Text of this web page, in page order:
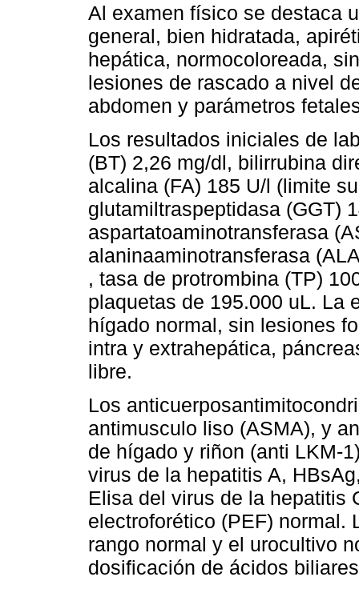
Al examen físico se destaca
general, bien hidratada,
hepática, normocoloreada,
lesiones de rascado a nivel
abdomen y parámetros
Los resultados iniciales de
(BT) 2,26 mg/dl, bilirrubina
alcalina (FA) 185 U/l (limite
glutamiltraspeptidasa (GGT)
aspartatoaminotransferasa
alaninaaminotransferasa
, tasa de protrombina (TP)
plaquetas de 195.000 uL. La
hígado normal, sin lesiones
intra y extrahepática,
libre.
Los
antimusculo liso (ASMA), y
de hígado y riñon (anti LKM-
virus de la hepatitis A,
Elisa del virus de la hepatitis
electroforético (PEF) normal.
rango normal y el urocultivo
dosificación de ácidos